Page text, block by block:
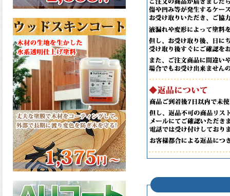
メル、弾性ファインウレタン
した。ご購入はこちらから。
2026.03.04
長年ご愛顧いただいている
「ラッカー塗料」に抗ウイル
ス機能を追加しバージョンア
ップ、UAV-78700 クリヤーラ
ッカー・ハイフラットが新し
く販売開始致しました。ご購
入はこちらから。
2026.03.03
木の素材感はそのまま活か
し、汚れや日焼け・黄ばみを
防ぐことができる、白木肌2が
新しく販売開始致しました。
2026.03.03